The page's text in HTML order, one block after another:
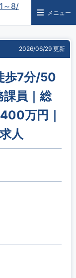
～8/
メニュー
2026/06/29 更新
歩7分/50
課員｜総
万円｜
人